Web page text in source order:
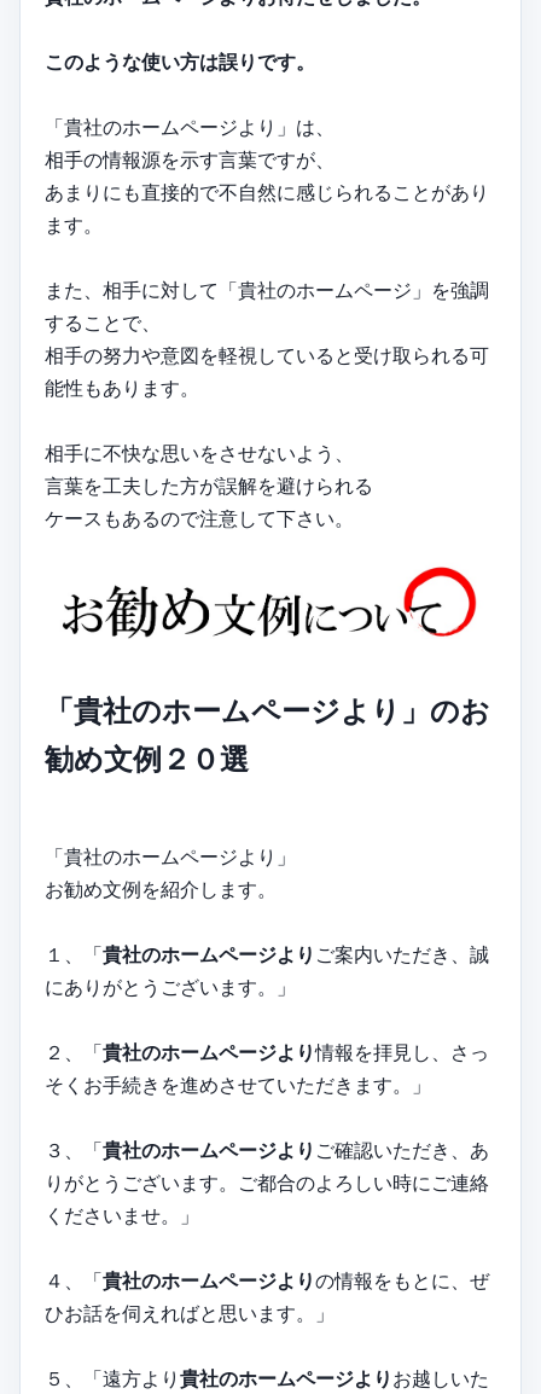
このような使い方は誤りです。
「貴社のホームページより」は、
相手の情報源を示す言葉ですが、
あまりにも直接的で不自然に感じられることがあり
ます。
また、相手に対して「貴社のホームページ」を強調
することで、
相手の努力や意図を軽視していると受け取られる可
能性もあります。
相手に不快な思いをさせないよう、
言葉を工夫した方が誤解を避けられる
ケースもあるので注意して下さい。
「貴社のホームページより」のお
勧め文例２０選
「貴社のホームページより」
お勧め文例を紹介します。
１、「貴社のホームページより ご案内いただき、誠
にありがとうございます。」
２、「貴社のホームページより情報を拝見し、さっ
そくお手続きを進めさせていただきます。」
３、「貴社のホームページより ご確認いただき、あ
りがとうございます。ご都合のよろしい時にご連絡
くださいませ。」
４、「貴社のホームページよりの情報をもとに、ぜ
ひお話を伺えればと思います。」
５、「遠方より 貴社のホームページより お越しいた